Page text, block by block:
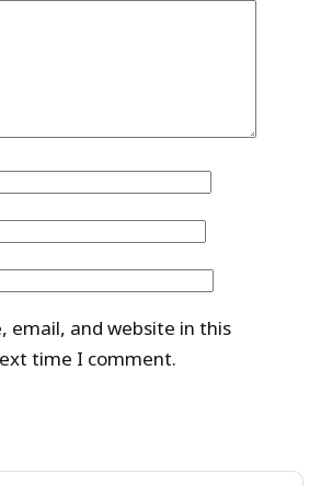
email, and website in this
time I comment.